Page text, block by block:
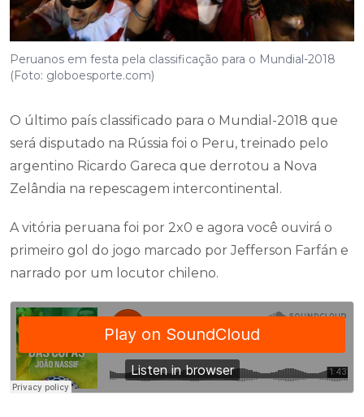
Peruanos em festa pela classificação para o Mundial-2018
(Foto: globoesporte.com)
O último país classificado para o Mundial-2018 que
será disputado na Rússia foi o Peru, treinado pelo
argentino Ricardo Gareca que derrotou a Nova
Zelândia na repescagem intercontinental.
A vitória peruana foi por 2x0 e agora você ouvirá o
primeiro gol do jogo marcado por Jefferson Farfán e
narrado por um locutor chileno.